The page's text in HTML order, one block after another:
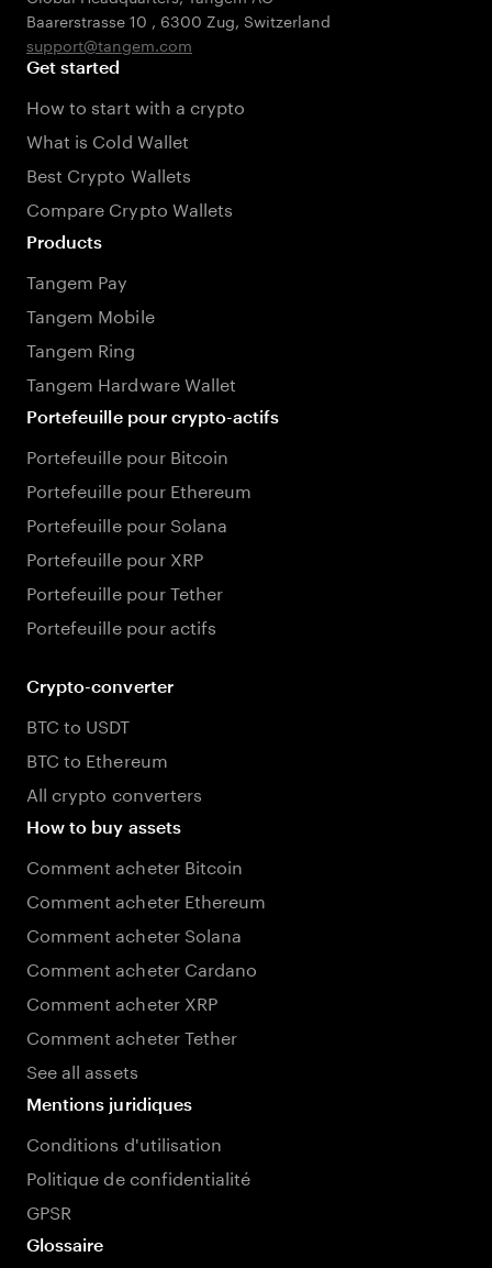
Baarerstrasse 10 , 6300 Zug, Switzerland
support@tangem.com
Get started
How to start with a crypto
What is Cold Wallet
Best Crypto Wallets
Compare Crypto Wallets
Products
Tangem Pay
Tangem Mobile
Tangem Ring
Tangem Hardware Wallet
Portefeuille pour crypto-actifs
Portefeuille pour Bitcoin
Portefeuille pour Ethereum
Portefeuille pour Solana
Portefeuille pour XRP
Portefeuille pour Tether
Portefeuille pour actifs
Crypto-converter
BTC to USDT
BTC to Ethereum
All crypto converters
How to buy assets
Comment acheter Bitcoin
Comment acheter Ethereum
Comment acheter Solana
Comment acheter Cardano
Comment acheter XRP
Comment acheter Tether
See all assets
Mentions juridiques
Conditions d'utilisation
Politique de confidentialité
GPSR
Glossaire